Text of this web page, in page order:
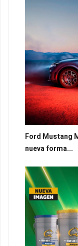
Ford Mustang
nueva forma...